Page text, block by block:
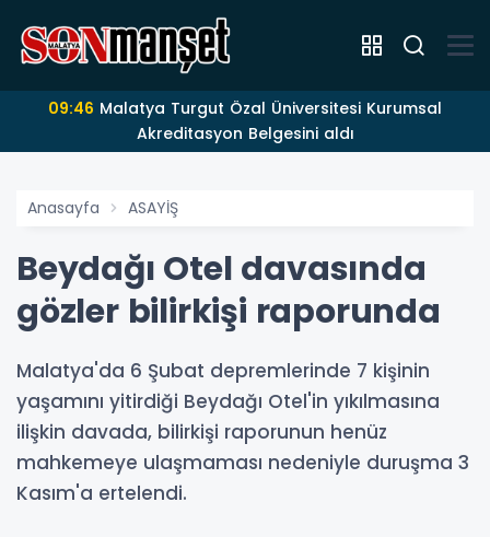
09:46
Akreditasyon Belgesini aldı
Anasayfa ASAYİŞ
Beydağı Otel davasında
gözler bilirkişi raporunda
Malatya'da 6 Şubat depremlerinde 7 kişinin
yaşamını yitirdiği Beydağı Otel'in yıkılmasına
ilişkin davada, bilirkişi raporunun henüz
mahkemeye ulaşmaması nedeniyle duruşma 3
Kasım'a ertelendi.